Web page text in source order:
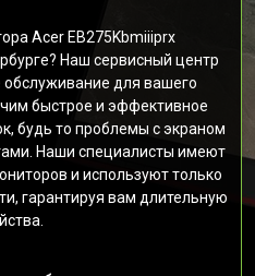
Acer EB275Kbmiiiprx
Наш сервисный центр
обслуживание для вашего
быстрое и эффективное
будь то проблемы с экраном
Наши специалисты имеют
и используют только
гарантируя вам длительную